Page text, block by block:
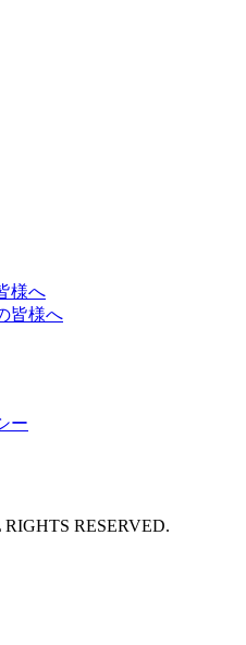
様へ
皆様へ
ー
RESERVED.